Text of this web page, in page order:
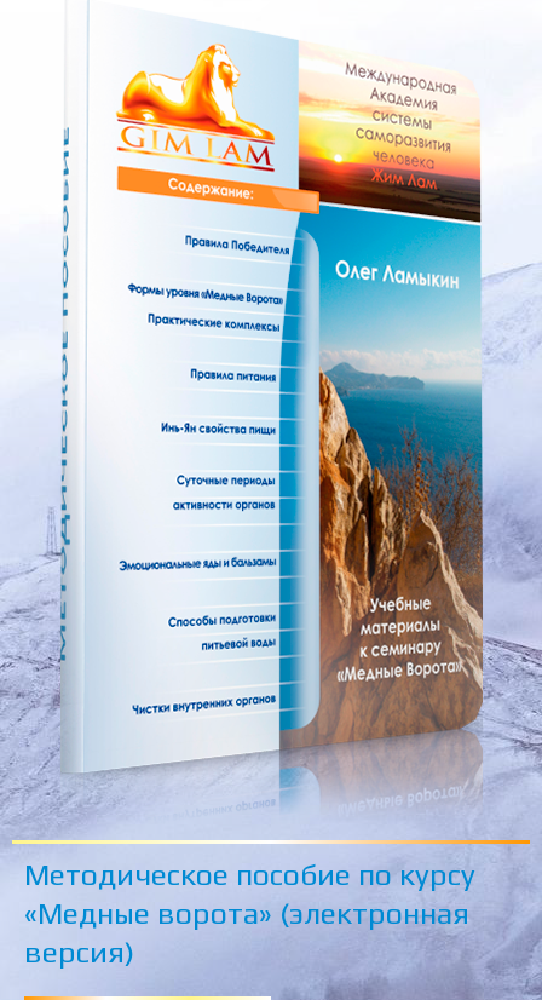
Методическое пособие по курсу
«Медные ворота» (электронная
версия)